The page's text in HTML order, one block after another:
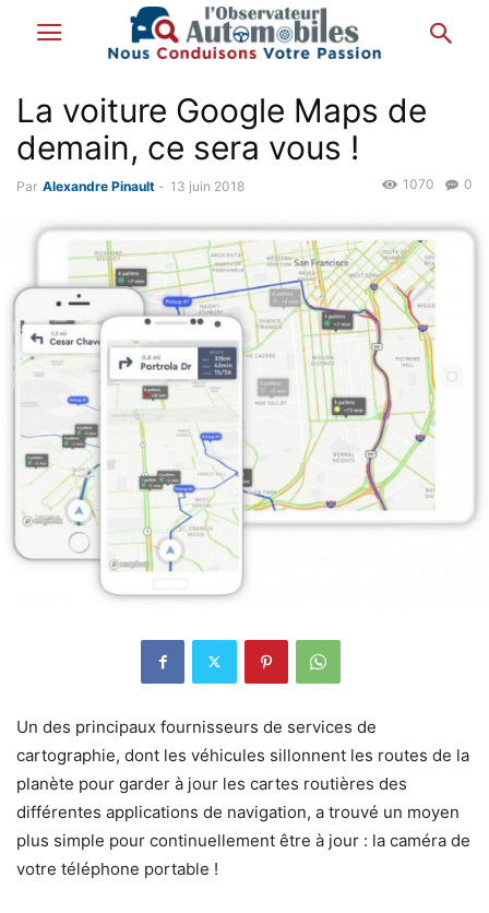
La voiture Google Maps de
demain, ce sera vous !
Par Alexandre Pinault - 13 juin 2018 0
1070
Un des principaux fournisseurs de services de
cartographie, dont les véhicules sillonnent les routes de la
planète pour garder à jour les cartes routières des
différentes applications de navigation, a trouvé un moyen
plus simple pour continuellement être à jour : la caméra de
votre téléphone portable !